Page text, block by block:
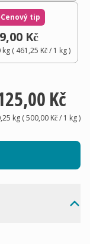
Cenový tip
Kč
kg( 461,25 Kč/ 1 kg)
Kč
kg(500,00 Kč/ 1 kg)